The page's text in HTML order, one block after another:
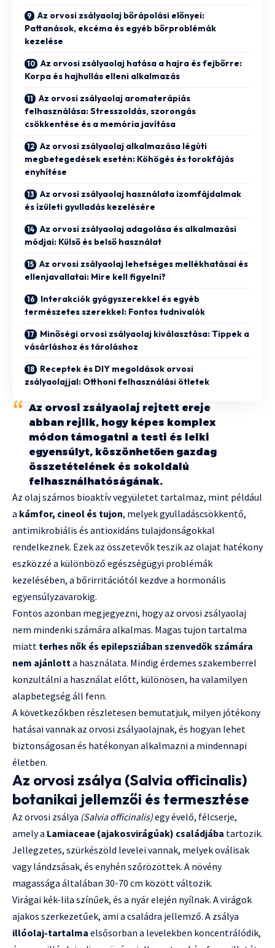
Az orvosi zsályaolaj bőrápolási előnyei:
Pattanások, ekcéma és egyéb bőrproblémák
kezelése
Az orvosi zsályaolaj hatása a hajra és fejbőrre:
Korpa és hajhullás elleni alkalmazás
Az orvosi zsályaolaj aromaterápiás
felhasználása: Stresszoldás, szorongás
csökkentése és a memória javítása
Az orvosi zsályaolaj alkalmazása légúti
megbetegedések esetén: Köhögés és torokfájás
enyhítése
Az orvosi zsályaolaj használata izomfájdalmak
és ízületi gyulladás kezelésére
Az orvosi zsályaolaj adagolása és alkalmazási
módjai: Külső és belső használat
Az orvosi zsályaolaj lehetséges mellékhatásai és
ellenjavallatai: Mire kell figyelni?
Interakciók gyógyszerekkel és egyéb
természetes szerekkel: Fontos tudnivalók
Minőségi orvosi zsályaolaj kiválasztása: Tippek a
vásárláshoz és tároláshoz
Receptek és DIY megoldások orvosi
zsályaolajjal: Otthoni felhasználási ötletek
Az orvosi zsályaolaj rejtett ereje
abban rejlik, hogy képes komplex
módon támogatni a testi és lelki
egyensúlyt, köszönhetően gazdag
összetételének és sokoldalú
felhasználhatóságának.
Az olaj számos bioaktív vegyületet tartalmaz, mint például
a kámfor, cineol és tujon, melyek gyulladáscsökkentő,
antimikrobiális és antioxidáns tulajdonságokkal
rendelkeznek. Ezek az összetevők teszik az olajat hatékony
eszközzé a különböző egészségügyi problémák
kezelésében, a bőrirritációtól kezdve a hormonális
egyensúlyzavarokig.
Fontos azonban megjegyezni, hogy az orvosi zsályaolaj
nem mindenki számára alkalmas. Magas tujon tartalma
miatt terhes nők és epilepsziában szenvedők számára
nem ajánlotta használata. Mindig érdemes szakemberrel
konzultálni a használat előtt, különösen, ha valamilyen
alapbetegség áll fenn.
A következőkben részletesen bemutatjuk, milyen jótékony
hatásai vannak az orvosi zsályaolajnak, és hogyan lehet
biztonságosan és hatékonyan alkalmazni a mindennapi
életben.
Az orvosi zsálya (Salvia officinalis)
botanikai jellemzői és termesztése
Az orvosi zsálya (Salvia officinalis)egy évelő, félcserje,
amely a Lamiaceae (ajakosvirágúak) családjába tartozik.
Jellegzetes, szürkészöld levelei vannak, melyek oválisak
vagy lándzsásak, és enyhén szőrözöttek. A növény
magassága általában 30-70 cm között változik.
Virágai kék-lila színűek, és a nyár elején nyílnak. A virágok
ajakos szerkezetűek, ami a családra jellemző. A zsálya
illóolaj-tartalma elsősorban a levelekben koncentrálódik,